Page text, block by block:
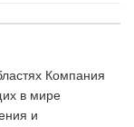
Компания
в мире
и